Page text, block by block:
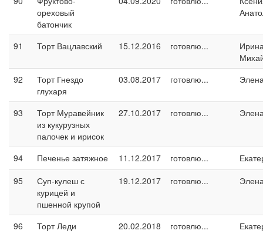
ореховый
батончик
91 Торт Вацлавский 15.12.2016 готовлю...
92
Торт Гнездо
глухаря
03.08.2017 готовлю...
93
Торт Муравейник
из кукурузных
палочек и ирисок
27.10.2017 готовлю...
94 Печенье затяжное 11.12.2017 готовлю...
95
Суп-кулеш с
курицей и
пшенной крупой
19.12.2017 готовлю...
96
Торт Леди
20.02.2018 готовлю...